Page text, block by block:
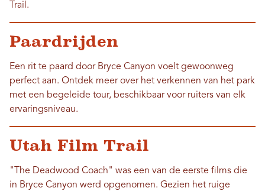
Trail.
Paardrijden
Een rit te paard door Bryce Canyon voelt gewoonweg
perfect aan. Ontdek meer over het verkennen van het park
met een begeleide tour, beschikbaar voor ruiters van elk
ervaringsniveau.
Utah Film Trail
"The Deadwood Coach" was een van de eerste films die
in Bryce Canyon werd opgenomen. Gezien het ruige